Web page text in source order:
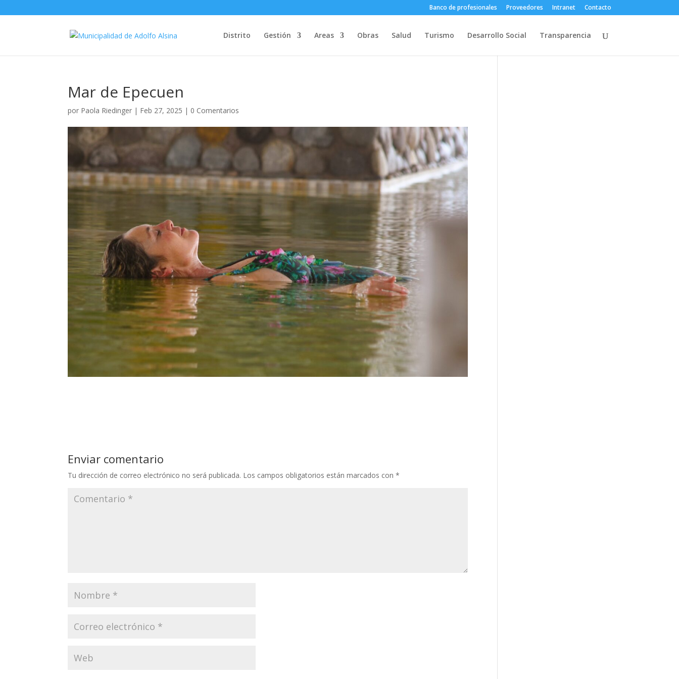
Banco de profesionales Proveedores Intranet Contacto
Distrito Gestión Areas Obras Salud Turismo Desarrollo Social Transparencia
Mar de Epecuen
por Paola Riedinger | Feb 27, 2025 | 0 Comentarios
Enviar comentario
Tu dirección de correo electrónico no será publicada. Los campos obligatorios están marcados con*